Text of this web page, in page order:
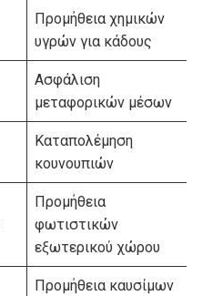
Προμήθεια χημικών
υγρών για κάδους
Ασφάλιση
μεταφορικών μέσων
Καταπολέμηση
κουνουπιών
Προμήθεια
φωτιστικών
εξωτερικού χώρου
Προμήθεια καυσίμων